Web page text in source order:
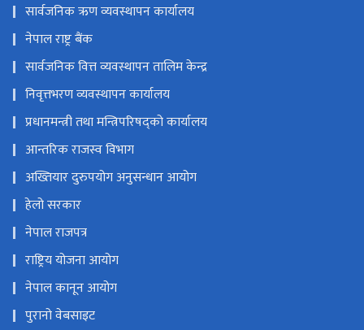
सार्वजनिक ऋण व्यवस्थापन कार्यालय
नेपाल राष्ट्र बैंक
सार्वजनिक वित्त व्यवस्थापन तालिम केन्द्र
निवृत्तभरण व्यवस्थापन कार्यालय
प्रधानमन्त्री तथा मन्त्रिपरिषद्को कार्यालय
आन्तरिक राजस्व विभाग
अख्तियार दुरुपयोग अनुसन्धान आयोग
हेलो सरकार
नेपाल राजपत्र
राष्ट्रिय योजना आयोग
नेपाल कानून आयोग
पुरानो वेबसाइट